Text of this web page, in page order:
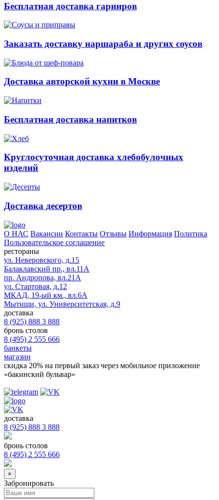
Бесплатная доставка гарниров
Заказать доставку наршараба и других соусов
Доставка авторской кухни в Москве
Бесплатная доставка напитков
Круглосуточная доставка хлебобулочных
изделий
Доставка десертов
О НАС Вакансии Контакты Отзывы Информация Политика
Пользовательское соглашение
рестораны
ул. Неверовского, д.15
Балаклавский пр., вл.11А
пр. Андропова, вл.21А
ул. Стартовая, д.12
МКАД, 19-ый км., вл.6А
Мытищи, ул. Университетская, д.9
доставка
8 (925) 888 3 888
бронь столов
8 (495) 2 555 666
банкеты
магазин
скидка 20% на первый заказ через мобильное приложение
«бакинский бульвар»
доставка
8 (925) 888 3 888
бронь столов
8 (495) 2 555 666
×
Забронировать